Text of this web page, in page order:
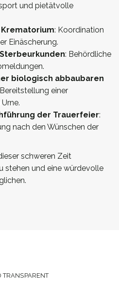
und pietätvolle
: Koordination
Einäscherung.
: Behördliche
biologisch abbaubaren
einer
der Trauerfeier:
nach den Wünschen der
schweren Zeit
stehen und eine würdevolle
TRANSPARENT